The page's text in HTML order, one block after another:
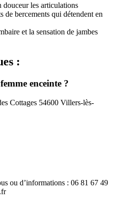
douceur les articulations
de bercements qui détendent en
et la sensation de jambes
:
enceinte ?
Cottages 54600 Villers-lès-
ou d’informations : 06 81 67 49